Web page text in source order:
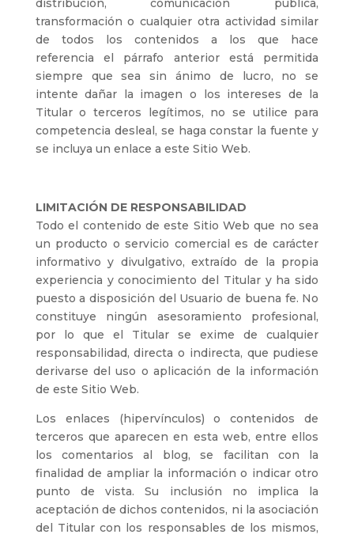
distribución, comunicación pública,
transformación o cualquier otra actividad similar
de todos los contenidos a los que hace
referencia el párrafo anterior está permitida
siempre que sea sin ánimo de lucro, no se
intente dañar la imagen o los intereses de la
Titular o terceros legítimos, no se utilice para
competencia desleal, se haga constar la fuente y
se incluya un enlace a este Sitio Web.
LIMITACIÓN DE RESPONSABILIDAD
Todo el contenido de este Sitio Web que no sea
un producto o servicio comercial es de carácter
informativo y divulgativo, extraído de la propia
experiencia y conocimiento del Titular y ha sido
puesto a disposición del Usuario de buena fe. No
constituye ningún asesoramiento profesional,
por lo que el Titular se exime de cualquier
responsabilidad, directa o indirecta, que pudiese
derivarse del uso o aplicación de la información
de este Sitio Web.
Los enlaces (hipervínculos) o contenidos de
terceros que aparecen en esta web, entre ellos
los comentarios al blog, se facilitan con la
finalidad de ampliar la información o indicar otro
punto de vista. Su inclusión no implica la
aceptación de dichos contenidos, ni la asociación
del Titular con los responsables de los mismos,